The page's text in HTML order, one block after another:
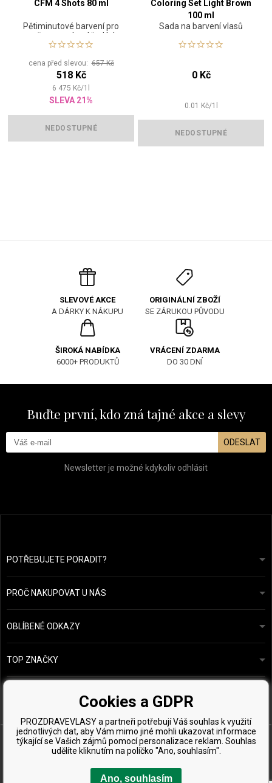
CFM 4 Shots 80 ml
Pětiminutové barvení pro
muže pro zakrytí šedých
vlasů - odstín studený
cena před slevou:657 Kč
518 Kč
6 475 Kč/1
SLEVA 21%
NEDOSTUPNÉ
Coloring Set Light Brown
100 ml
Sada na barvení vlasů
0 Kč
0.01 Kč/1
NEDOSTUPNÉ
SLEVOVÉ AKCE
A DÁRKY K NÁKUPU
ORIGINÁLNÍ ZBOŽÍ
SE ZÁRUKOU PŮVODU
ŠIROKÁ NABÍDKA
6000+ PRODUKTŮ
VRÁCENÍ ZDARMA
DO 30 DNÍ
Buďte první, kdo zná tajné akce a slevy
ODESLAT
Newsletter je možné kdykoliv odhlásit
POTŘEBUJETE PORADIT?info@prozdravevlasy.cz
Odpovíme do 24 hodin.
PROČ NAKUPOVAT U NÁS
Obchodní podmínky
Ochrana osobních údajů
Přehled plateb a dopravy
OBLÍBENÉ ODKAZY
Náš příběh
TOP ZNAČKY
Kérastase
Paul Mitchell
Wella Professionals
Cookies a GDPR
PROZDRAVEVLASY a partneři potřebují Váš souhlas k využití
jednotlivých dat, aby Vám mimo jiné mohli ukazovat informace
týkající se Vašich zájmů pomocí personalizace reklam. Souhlas
udělíte kliknutím na políčko "Ano, souhlasím".
Ano, souhlasím